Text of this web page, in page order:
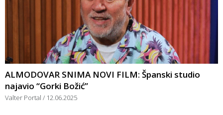
ALMODOVAR SNIMA NOVI FILM: Španski studio
najavio “Gorki Božić”
Valter Portal 12.06.2025